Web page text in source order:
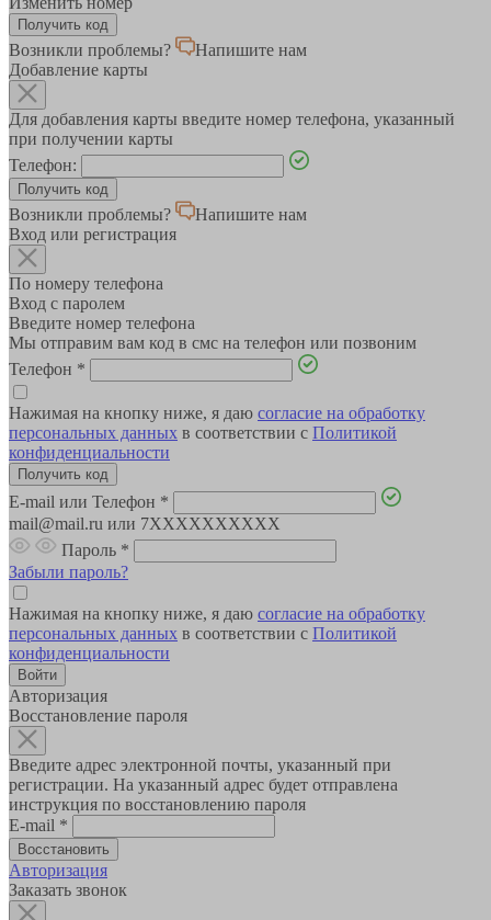
Возникли проблемы?
Напишите нам
Добавление карты
Для добавления карты введите номер телефона, указанный
при получении карты
Телефон:
Возникли проблемы?
Напишите нам
Вход или регистрация
По номеру телефона
Вход с паролем
Введите номер телефона
Мы отправим вам код в смс на телефон или позвоним
Телефон *
Нажимая на кнопку ниже, я даю согласие на обработку
персональных данных в соответствии с Политикой
конфиденциальности
E-mail или Телефон *
mail@mail.ru или 7XXXXXXXXXX
Пароль *
Забыли пароль?
Нажимая на кнопку ниже, я даю согласие на обработку
персональных данных в соответствии с Политикой
конфиденциальности
Авторизация
Восстановление пароля
Введите адрес электронной почты, указанный при
регистрации. На указанный адрес будет отправлена
инструкция по восстановлению пароля
E-mail *
Авторизация
Заказать звонок